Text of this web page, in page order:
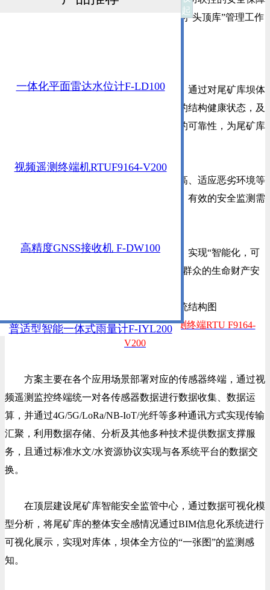
起
一体化平面雷达水位计F-LD100
视频遥测终端机RTUF9164-V200
高精度GNSS接收机 F-DW100
普适型智能一体式雨量计F-IYL200
机制，确保人民生命财产不受损失，这成为“头顶库”管理工作
四信尾矿库智能化安全监管系统方案，通过对尾矿库坝体
进行自动化的安全监测，分析边坡和坝体的结构健康状态，及
时发现不正常现象并提出预警，评估结构的可靠性，为尾矿库
系统具有精度高、性能稳定、可靠性高、适应恶劣环境等
特点，满足露天矿边坡、尾矿库坝体实时、有效的安全监测需
系统同时建立应急情况预警广播系统，实现“智能化，可
视化，快捷化”的三重保障，有效保护人民群众的生命财产安
相关产品设备请点击了解>>>>>视频遥测终端RTU F9164-
V200
方案主要在各个应用场景部署对应的传感器终端，通过视
频遥测监控终端统一对各传感器数据进行数据收集、数据运
算，并通过4G/5G/LoRa/NB-IoT/光纤等多种通讯方式实现传输
汇聚，利用数据存储、分析及其他多种技术提供数据支撑服
务，且通过标准水文/水资源协议实现与各系统平台的数据交
换。
在顶层建设尾矿库智能安全监管中心，通过数据可视化模
型分析，将尾矿库的整体安全感情况通过BIM信息化系统进行
可视化展示，实现对库体，坝体全方位的“一张图”的监测感
知。